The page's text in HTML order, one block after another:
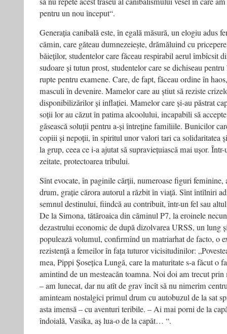
pentru un nou început“.
Generația canibală este, în egală măsură, un elogiu adus
cămin, care găteau dumnezeiește, drămăluind cu
băieților, studentelor care făceau respirabil aerul îmbîcsit
sudoare și tutun prost, studentelor care se dichiseau
rupte pentru examene. Care, de fapt, făceau ordine în
masculi în devenire. Mamelor care au știut să reziste
disponibilizărilor și inflației. Mamelor care și-au păstrat
soții lor au căzut în patima alcoolului, incapabili să
găsească soluții pentru a-și întreține familiile. Bunicilor
copiii și nepoții, în spiritul unor valori tari ca solidaritatea
la grup, ceea ce i-a ajutat să supraviețuiască mai ușor.
zeitate, protectoarea tribului.
Sînt evocate, în paginile cărții, numeroase figuri feminine,
drum, grație cărora autorul a răzbit în viață. Sînt întîlniri
semnul destinului, fiindcă au contribuit, într-un fel sau
De la Simona, tătăroaica din căminul P7, la eroinele
dezastrului economic de după dizolvarea URSS, un lung
populează volumul, confirmînd un matriarhat de facto, o
rezistență a femeilor în fața tuturor vicisitudinilor:
mea, Pippi Șosețica Lungă, care la maturitate s-a făcut o
amintind de un mesteacăn toamna. Noi doi am trecut prin
– am lunecat, dar nu atît de grav încît să nu nimerim
aminteam nostalgici primul drum cu autobuzul de la sat
asta imensă – cu aventuri teribile. – Ai mai porni de la
îndoială, Vasika, aș lua-o de la capăt… “.